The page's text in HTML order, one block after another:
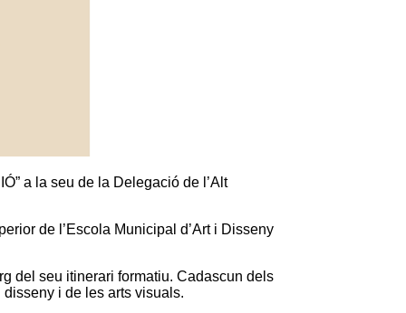
a la seu de la Delegació de l’Alt
de l’Escola Municipal d’Art i Disseny
del seu itinerari formatiu. Cadascun dels
disseny i de les arts visuals.